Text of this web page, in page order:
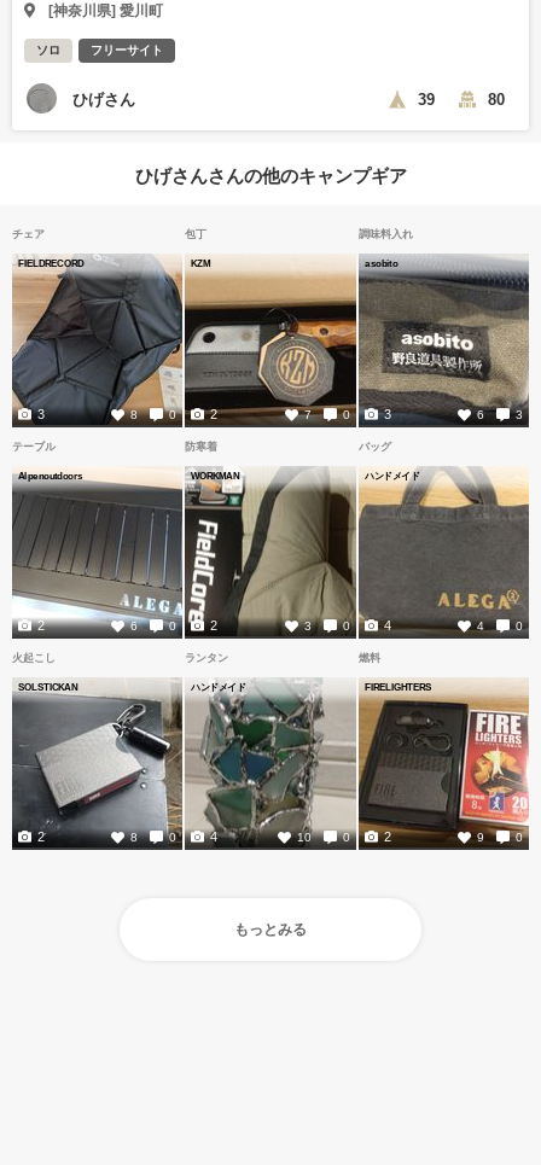
[神奈川県] 愛川町
ソロ フリーサイト
ひげさん 39 80
ひげさんさんの他のキャンプギア
チェア
FIELDRECORD
8 0
3
包丁
KZM
7 0
2
調味料入れ
asobito
6 3
3
テーブル
Alpenoutdoors
6 0
2
防寒着
WORKMAN
3 0
2
バッグ
ハンドメイド
4 0
4
火起こし
SOLSTICKAN
8 0
2
ランタン
ハンドメイド
10 0
4
燃料
FIRELIGHTERS
9 0
2
もっとみる